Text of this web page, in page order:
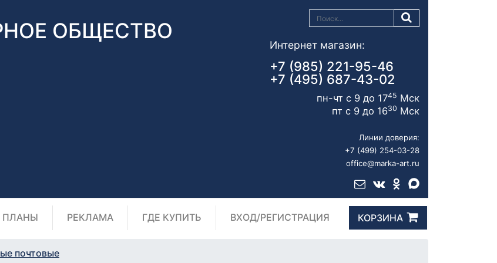
ОБЩЕСТВО
Интернет магазин:
+7 (985) 221-95-46
+7 (495) 687-43-02
пн-чт с 9 до 1745 Мск
пт с 9 до 1630 Мск
Линии доверия:
+7 (499) 254-03-28
office@marka-art.ru
ПЛАНЫ РЕКЛАМА ГДЕ КУПИТЬ ВХОД/РЕГИСТРАЦИЯ КОРЗИНА
почтовые